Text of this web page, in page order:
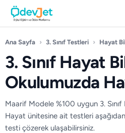
Ana Sayfa › 3. Sınıf Testleri › Hayat
3. Sınıf Hayat
Okulumuzda
Maarif Modele %100 uygun 3.
Hayat ünitesine ait testleri
testi çözerek ulaşabilirsiniz.